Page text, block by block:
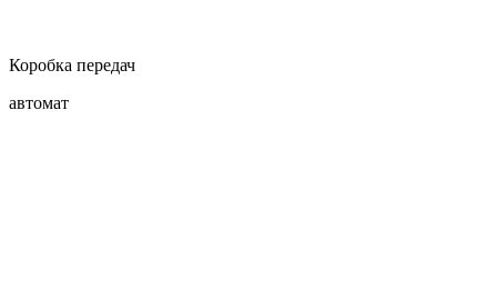
Коробка передач
автомат